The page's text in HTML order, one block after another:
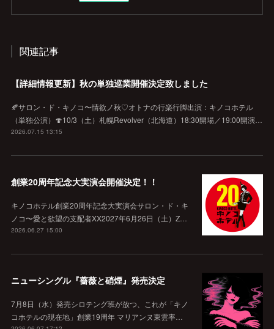
関連記事
【詳細情報更新】秋の単独巡業開催決定致しました
🍂サロン・ド・キノコ〜情欲ノ秋♡オトナの行楽行脚出演：キノコホテル
（単独公演）🍄10/3（土）札幌Revolver（北海道）18:30開場／19:00開演…
2026.07.15 13:15
創業20周年記念大実演会開催決定！！
キノコホテル創業20周年記念大実演会サロン・ド・キ
ノコ〜愛と欲望の支配者XX2027年6月26日（土）Z…
2026.06.27 15:00
ニューシングル『薔薇と硝煙』発売決定
7月8日（水）発売シロテング班が放つ、これが「キノ
コホテルの現在地」創業19周年 マリアンヌ東雲率…